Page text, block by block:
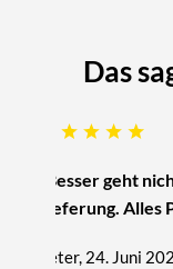
Das
„Besser geht
Lieferung.
Peter, 24. Juni